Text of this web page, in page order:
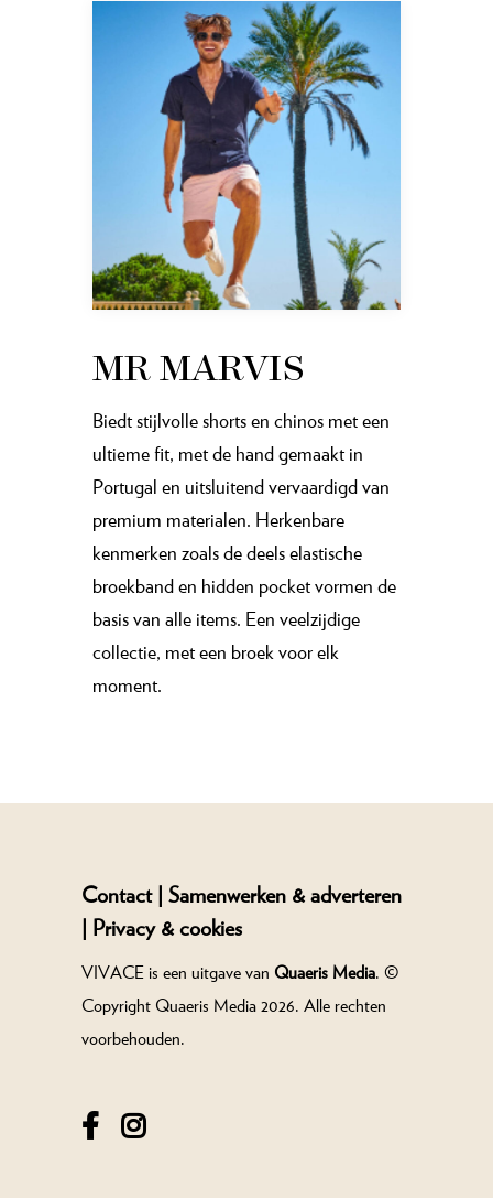
MR MARVIS
Biedt stijlvolle shorts en chinos met een
ultieme fit, met de hand gemaakt in
Portugal en uitsluitend vervaardigd van
premium materialen. Herkenbare
kenmerken zoals de deels elastische
broekband en hidden pocket vormen de
basis van alle items. Een veelzijdige
collectie, met een broek voor elk
moment.
Contact | Samenwerken & adverteren
| Privacy & cookies
VIVACE is een uitgave van Quaeris Media. ©
Copyright Quaeris Media 2026. Alle rechten
voorbehouden.